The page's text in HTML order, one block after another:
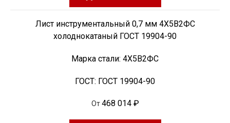
Лист инструментальный 0,7 мм 4Х5В2ФС
холоднокатаный ГОСТ 19904-90
Марка стали: 4Х5В2ФС
ГОСТ: ГОСТ 19904-90
От 468 014 ₽